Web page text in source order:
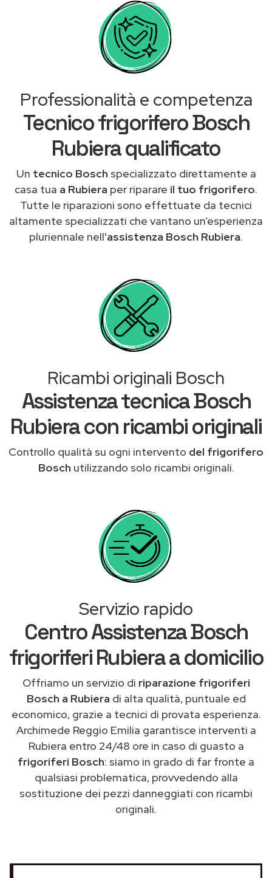
Professionalità e competenza
Tecnico frigorifero Bosch
Rubiera qualificato
Un tecnico Bosch specializzato direttamente a
casa tua a Rubiera per riparare il tuo frigorifero.
Tutte le riparazioni sono effettuate da tecnici
altamente specializzati che vantano un’esperienza
pluriennale nell'assistenza Bosch Rubiera.
Ricambi originali Bosch
Assistenza tecnica Bosch
Rubiera con ricambi originali
Controllo qualità su ogni intervento del frigorifero
Bosch utilizzando solo ricambi originali.
Servizio rapido
Centro Assistenza Bosch
frigoriferi Rubiera a domicilio
Offriamo un servizio di riparazione frigoriferi
Bosch a Rubiera di alta qualità, puntuale ed
economico, grazie a tecnici di provata esperienza.
Archimede Reggio Emilia garantisce interventi a
Rubiera entro 24/48 ore in caso di guasto a
frigoriferi Bosch: siamo in grado di far fronte a
qualsiasi problematica, provvedendo alla
sostituzione dei pezzi danneggiati con ricambi
originali.